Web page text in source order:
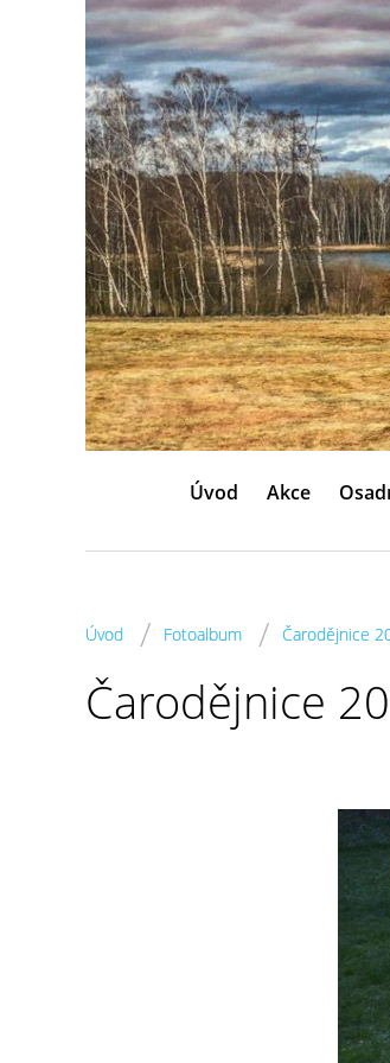
Úvod Akce
Úvod / Fotoalbum / Čarodějnice
Čarodějnice